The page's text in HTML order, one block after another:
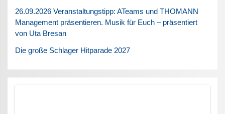
26.09.2026 Veranstaltungstipp: ATeams und THOMANN
Management präsentieren. Musik für Euch – präsentiert
von Uta Bresan
Die große Schlager Hitparade 2027